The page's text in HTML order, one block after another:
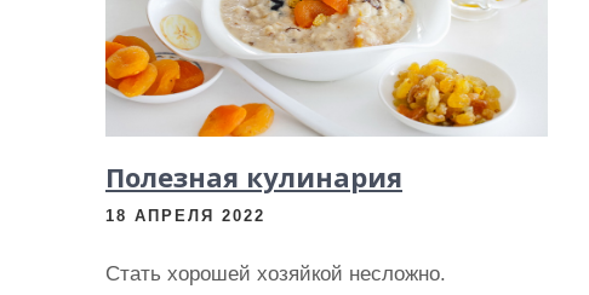
Полезная кулинария
18 АПРЕЛЯ 2022
Стать хорошей хозяйкой несложно.